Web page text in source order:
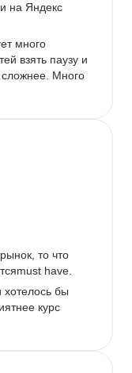
на Яндекс
много
взять паузу и
сложнее. Много
то что
have.
хотелось бы
курс